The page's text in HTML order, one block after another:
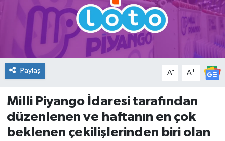
Paylaş A- A+
Milli Piyango İdaresi tarafından
düzenlenen ve haftanın en çok
beklenen çekilişlerinden biri olan
Edremit
EKONOMİ
Gömeç
Gönen